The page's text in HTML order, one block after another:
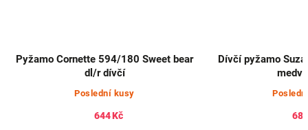
Pyžamo Cornette 594/180 Sweet bear
dl/r dívčí
Poslední kusy
644 Kč
Dívčí pyžamo